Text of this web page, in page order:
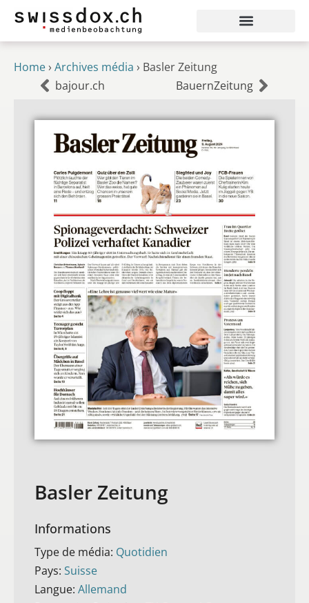
Home› Archives média › Basler Zeitung
bajour.ch
BauernZeitung
Basler Zeitung
Informations
Type de média: Quotidien
Pays: Suisse
Langue: Allemand